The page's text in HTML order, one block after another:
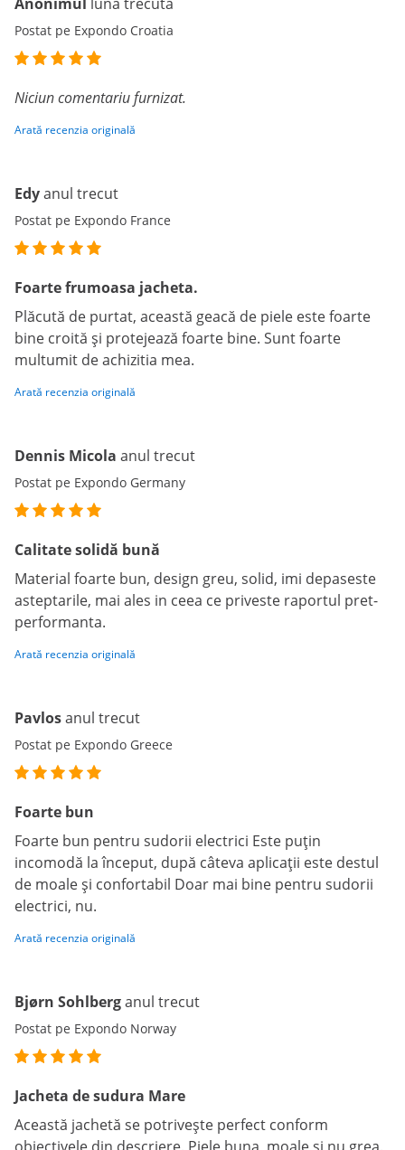
Postat pe Expondo Croatia
Niciun comentariu furnizat.
Arată recenzia originală
Edyanul trecut
Postat pe Expondo France
Foarte frumoasa jacheta.
Plăcută de purtat, această geacă de piele este foarte
bine croită și protejează foarte bine. Sunt foarte
multumit de achizitia mea.
Arată recenzia originală
Dennis Micola anul trecut
Postat pe Expondo Germany
Calitate solidă bună
Material foarte bun, design greu, solid, imi depaseste
asteptarile, mai ales in ceea ce priveste raportul pret-
performanta.
Arată recenzia originală
Pavlosanul trecut
Postat pe Expondo Greece
Foarte bun
Foarte bun pentru sudorii electrici Este puțin
incomodă la început, după câteva aplicații este destul
de moale și confortabil Doar mai bine pentru sudorii
electrici, nu.
Arată recenzia originală
Bjørn Sohlberganul trecut
Postat pe Expondo Norway
Jacheta de sudura Mare
Această jachetă se potrivește perfect conform